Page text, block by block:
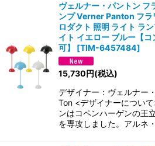
絞り込む
ヴェルナー・パントン フ
ンプ Verner Panton フラ
ロダクト 照明 ライト ラ
イト イエロー ブルー【
可】
[TIM-6457484]
15,730円(税込)
デザイナー：ヴェルナー
Ton <デザイナーについ
ンはコペンハーゲンの王
を専攻しました。アルネ